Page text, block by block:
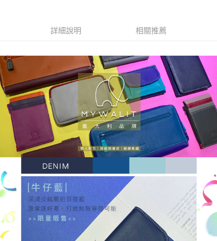
台灣樂天信用卡公司
2.付款方式選擇「大哥付你分期」，訂單成立後會自動跳轉到大哥付的交易
流程，驗證手機門號後，選擇欲分期的期數、繳款截止日，確認付款後即完
成交易。
3.實際核准額度、可分期數及費用金額請依後續交易確認頁面所載為準。
4.訂單成立30分鐘內，如未前往確認交易或遇審核未通過，訂單將自動取
消。如遇「轉專審核」未通過狀況，表示未達大哥付你分期系統評分，恕無
法說明評估內容。
【繳款方式說明】
1.分期款項不併入電信帳單，「大哥付你分期」於每月結算日後寄送繳費提
醒簡訊。
2.透過簡訊連結打開帳單後，可選擇「超商條碼／台灣大直營門市／銀行轉
帳／街口支付／iPASS MONEY」等通路繳費。
【注意事項】
1.本服務係由「台灣大哥大股份有限公司」（以下簡稱本公司）所提供，讓
用戶於交易時，得透過本服務購買商品或服務，並由商店將買賣／分期付款
買賣價金債權讓與本公司後，依約使用本公司帳單繳交帳款。
2.基於同意付款使用「大哥付你分期」之契約關係目的，商店將以您的個人
資料（包含姓名、電話或地址）提供予台灣大哥大進項蒐集、處理及利用，
由本公司與您本人進行分期帳單所需資料之確認、核對及更正。
3.完整用戶服務條款，請詳閱以下連結：https://oppay.tw/userRule
相關說明
【關於「AFTEE先享後付」】
AFTEE先享後付是「在收到商品之後才付款」的支付方式。 讓您購物簡單
便利好安心！
１．簡單：不需註冊會員、不需綁卡、不需儲值。
２．便利：只要手機號碼，簡訊認證，即可結帳。
３．安心：先確認商品／服務後，再付款。
【「AFTEE先享後付」結帳流程】
１．於結帳方式選擇「AFTEE先享後付」後，將跳轉至「AFTEE先享後付」
結帳頁面，進行簡訊認證並確認金額後，即可完成結帳。
２．訂單成立數日內，您將收到繳費通知簡訊。
３．收到繳費通知簡訊後14天內，點擊此簡訊中的連結，可透過四大超商／
ATM／網路銀行／等多元方式進行付款，方視為交易完成。
※ 請注意：結帳手續完成當下不需立刻繳費，但若您需要取消訂單，請聯絡
購買商品的店家。未經商家同意取消之訂單仍視為有效，需透過AFTEE先享
後付繳納相關費用。
※ 交易是否成功請以「AFTEE先享後付 」之結帳頁面顯示為準，若有關於
是否繳費成功／繳費後需取消欲退款等相關疑問，請聯繫「AFTEE先享後付
客戶支援中心」
https://netprotections.freshdesk.com/support/home
ATM付款
運送方式
宅配
每筆NT$80，滿NT$1,000(含以上)免運費
外島宅配
每筆NT$200
海外宅配 查看運費
詳細說明 相關推薦